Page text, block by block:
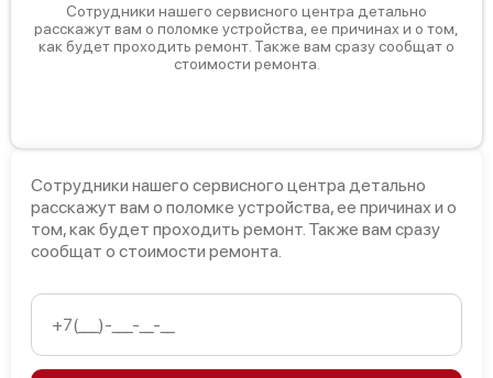
Сотрудники нашего сервисного центра детально
расскажут вам о поломке устройства, ее причинах и о том,
как будет проходить ремонт. Также вам сразу сообщат о
стоимости ремонта.
Сотрудники нашего сервисного центра детально
расскажут вам о поломке устройства, ее причинах и о
том, как будет проходить ремонт. Также вам сразу
сообщат о стоимости ремонта.